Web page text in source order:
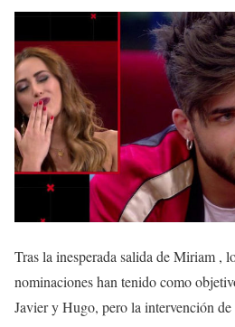
Tras la inesperada salida de Miriam ,
nominaciones han tenido como
Javier y Hugo, pero la intervención